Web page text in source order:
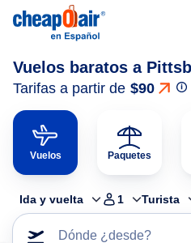
Vuelos baratos a
Tarifas a partir de $90
Vuelos Paquetes
Ida y vuelta 1 Turista
Dónde ¿desde?